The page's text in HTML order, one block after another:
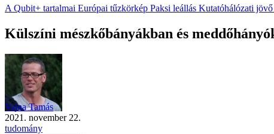
A Qubit+ tartalmai Európai tűzkörkép Paksi leállás Kutatóhálózati jövő
Külszíni mészkőbányákban és
Vajna Tamás
2021. november 22.
tudomány